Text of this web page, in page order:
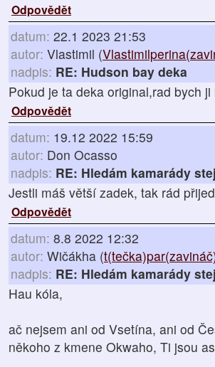
Odpovědět
datum: 22.1 2023 21:53
autor: Vlastimil (
nadpis: RE: Hudson bay deka
Pokud je ta deka original,rad bych
Odpovědět
datum: 19.12 2022 15:59
autor: Don Ocasso
nadpis: RE: Hledám kamarády
Jestli máš větší zadek, tak rád
Odpovědět
datum: 8.8 2022 12:32
autor: Wičákha (
nadpis: RE: Hledám kamarády
Hau kóla,
ač nejsem ani od Vsetína, ani od
někoho z kmene Okwaho, Ti jsou